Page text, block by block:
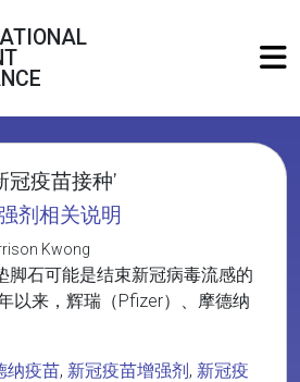
冠疫苗接种’
剂相关说明
Kwong
脚石可能是结束新冠病毒流感的
以来，辉瑞（Pfizer）、摩德纳
纳疫苗, 新冠疫苗增强剂, 新冠疫